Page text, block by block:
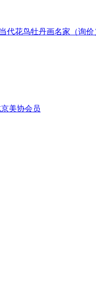
代花鸟牡丹画名家（询价
美协会员